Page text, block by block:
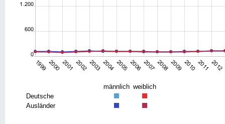
männlich weiblich
Deutsche
Ausländer